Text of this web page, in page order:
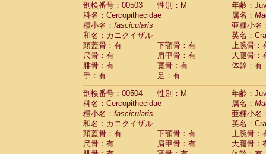
剖検番号：00503
性別：M
年齢：
科名：Cercopithecidae
属名：
種小名： fascicularis
亜種小名
和名：カニクイザル
英名：
頭蓋骨：有
下顎骨：有
上腕骨：
尺骨：有
肩甲骨：有
大腿骨：
腓骨：有
寛骨：有
体幹：有
手：有
足：有
剖検番号：00504
性別：M
年齢：
科名：Cercopithecidae
属名：
種小名： fascicularis
亜種小名
和名：カニクイザル
英名：
頭蓋骨：有
下顎骨：有
上腕骨：
尺骨：有
肩甲骨：有
大腿骨：